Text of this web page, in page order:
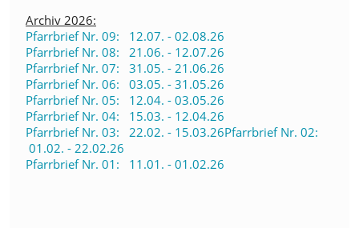
Archiv 2026:
Pfarrbrief Nr. 09: 12.07. - 02.08.26
Pfarrbrief Nr. 08: 21.06. - 12.07.26
Pfarrbrief Nr. 07: 31.05. - 21.06.26
Pfarrbrief Nr. 06: 03.05. - 31.05.26
Pfarrbrief Nr. 05: 12.04. - 03.05.26
Pfarrbrief Nr. 04: 15.03. - 12.04.26
Pfarrbrief Nr. 03: 22.02. - 15.03.26Pfarrbrief Nr. 02:
01.02. - 22.02.26
Pfarrbrief Nr. 01: 11.01. - 01.02.26